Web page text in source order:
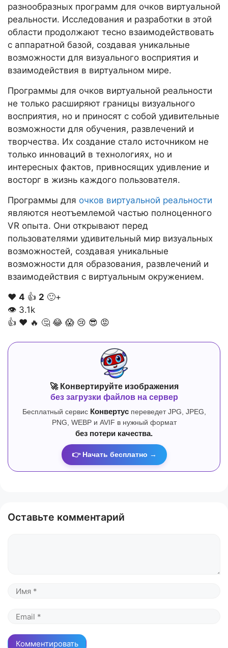
разнообразных программ для очков виртуальной
реальности. Исследования и разработки в этой
области продолжают тесно взаимодействовать
с аппаратной базой, создавая уникальные
возможности для визуального восприятия и
взаимодействия в виртуальном мире.
Программы для очков виртуальной реальности
не только расширяют границы визуального
восприятия, но и приносят с собой удивительные
возможности для обучения, развлечений и
творчества. Их создание стало источником не
только инноваций в технологиях, но и
интересных фактов, привносящих удивление и
восторг в жизнь каждого пользователя.
Программы для очков виртуальной реальности
являются неотъемлемой частью полноценного
VR опыта. Они открывают перед
пользователями удивительный мир визуальных
возможностей, создавая уникальные
возможности для образования, развлечений и
взаимодействия с виртуальным окружением.
❤️ 4 👍 2 🙂+
👁 3.1k
👍 ❤️ 🔥 🤔 😂 😱 😢 😎 😡
🚀 Конвертируйте изображения
без загрузки файлов на сервер
Бесплатный сервис Конвертуспереведет JPG, JPEG,
PNG, WEBP и AVIF в нужный формат
без потери качества.
👉 Начать бесплатно →
Оставьте комментарий
Имя
Email